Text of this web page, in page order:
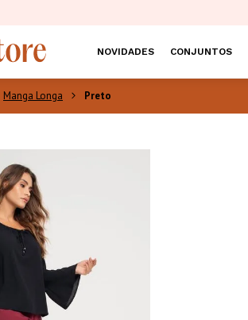
NOVIDADES CONJUNTOS
Manga Longa Preto